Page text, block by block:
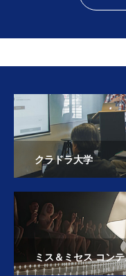
クラドラ大学
ミス＆ミセス コン